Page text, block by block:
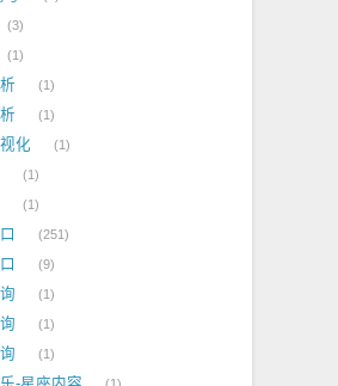
3
1
1
1
化 1
1
1
251
9
1
1
1